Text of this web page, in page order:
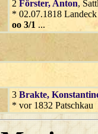
2 Förster, Anton,
* 02.07.1818
oo 3/1 ...
3 Brakte,
* vor 1832 Patschkau